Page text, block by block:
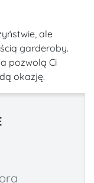
ale
garderoby.
pozwolą Ci
okazję.